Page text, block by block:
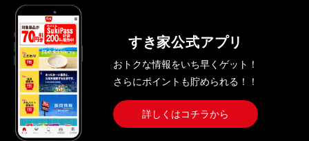
すき家公式アプリ
おトクな情報をいち早くゲット！
さらにポイントも貯められる！！
詳しくはコチラから